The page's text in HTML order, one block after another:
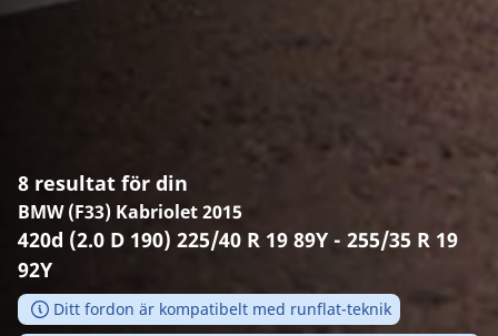
8 resultat för din
BMW (F33) Kabriolet 2015
420d (2.0 D 190) 225/40 R 19 89Y - 255/35 R 19
92Y
Ditt fordon är kompatibelt med runflat-teknik